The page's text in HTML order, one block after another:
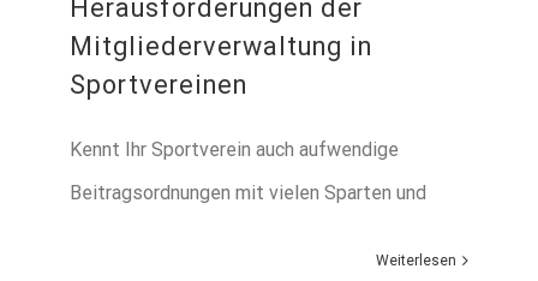
Herausforderungen der
Mitgliederverwaltung in
Sportvereinen
Kennt Ihr Sportverein auch aufwendige
Beitragsordnungen mit vielen Sparten und
Weiterlesen